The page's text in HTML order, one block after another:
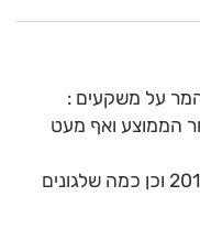
על משקעים :
באזור הממוצע ואף מעט
שלג:לפחות פעמיים בסדר גודל של 2013 וכן כמה שלגונים